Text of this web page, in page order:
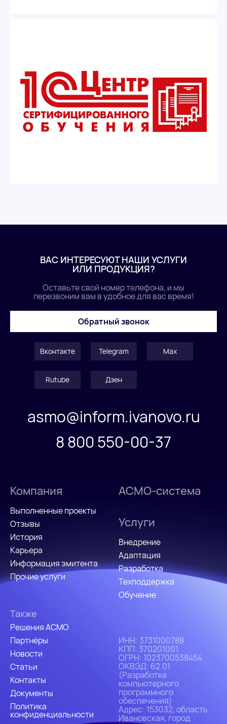
ВАС ИНТЕРЕСУЮТ НАШИ УСЛУГИ
ИЛИ ПРОДУКЦИЯ?
Оставьте свой номер телефона, и мы
перезвоним вам в удобное для вас время!
Обратный звонок
Вконтакте Telegram Max
Rutube Дзен
asmo@inform.ivanovo.ru
8 800 550-00-37
ИHH: 3731000788
КПП: 370201001
ОГРН: 1023700538454
ОКВЭД: 62.01
(Разработка
компьютерного
программного
обеспечения)
Адрес: 153032, область
Ивановская, город
Компания
Выполненные проекты
Отзывы
История
Карьера
Информация эмитента
Прочие услуги
Услуги
Внедрение
Адаптация
Разработка
Техподдержка
Обучение
АСМО-система
Также
Решения АСМО
Партнёры
Новости
Статьи
Контакты
Документы
Политика
конфиденциальности